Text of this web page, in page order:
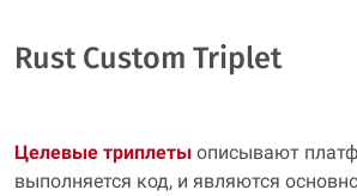
Rust Custom Triplet
Целевые триплеты описывают
выполняется код, и являются